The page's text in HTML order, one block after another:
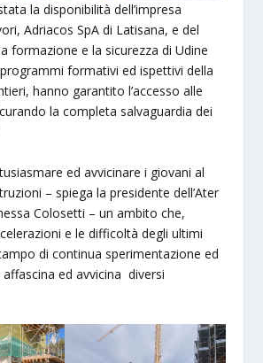
la disponibilità dell’impresa
Adriacos SpA di Latisana, e del
formazione e la sicurezza di Udine
formativi ed ispettivi della
hanno garantito l’accesso alle
la completa salvaguardia dei
ed avvicinare i giovani al
– spiega la presidente dell’Ater
Colosetti – un ambito che,
e le difficoltà degli ultimi
di continua sperimentazione ed
ed avvicina diversi